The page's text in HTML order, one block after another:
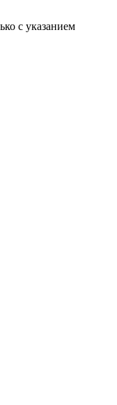
с указанием